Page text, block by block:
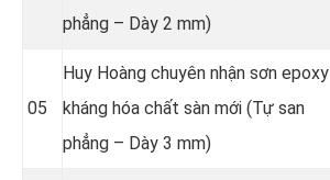
phẳng – Dày 2 mm)
05
Huy Hoàng chuyên nhận sơn epoxy
kháng hóa chất sàn mới (Tự san
phẳng – Dày 3 mm)